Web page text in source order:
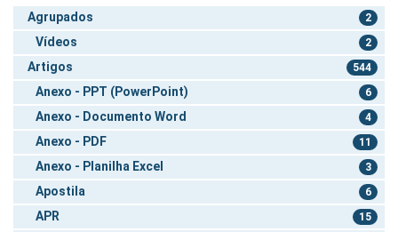
Agrupados 2
Vídeos 2
Artigos 544
Anexo - PPT (PowerPoint) 6
Anexo - Documento Word 4
Anexo - PDF 11
Anexo - Planilha Excel 3
Apostila 6
APR 15